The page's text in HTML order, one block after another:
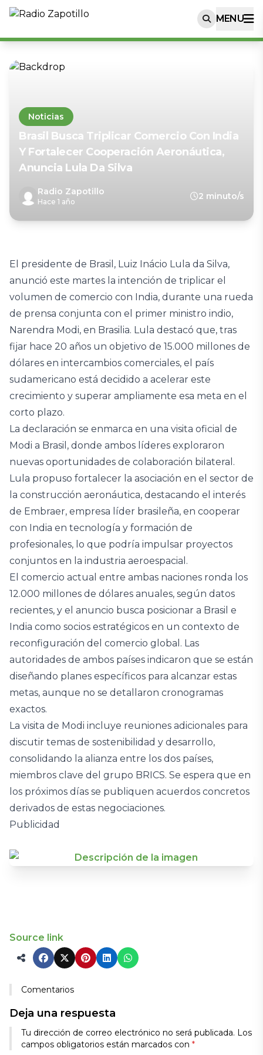
MENU
Noticias
Brasil Busca Triplicar Comercio Con India
Y Fortalecer Cooperación Aeronáutica,
Anuncia Lula Da Silva
Radio Zapotillo
Hace 1 año
2 minuto/s
El presidente de Brasil, Luiz Inácio Lula da Silva,
anunció este martes la intención de triplicar el
volumen de comercio con India, durante una rueda
de prensa conjunta con el primer ministro indio,
Narendra Modi, en Brasilia. Lula destacó que, tras
fijar hace 20 años un objetivo de 15.000 millones de
dólares en intercambios comerciales, el país
sudamericano está decidido a acelerar este
crecimiento y superar ampliamente esa meta en el
corto plazo.
La declaración se enmarca en una visita oficial de
Modi a Brasil, donde ambos líderes exploraron
nuevas oportunidades de colaboración bilateral.
Lula propuso fortalecer la asociación en el sector de
la construcción aeronáutica, destacando el interés
de Embraer, empresa líder brasileña, en cooperar
con India en tecnología y formación de
profesionales, lo que podría impulsar proyectos
conjuntos en la industria aeroespacial.
El comercio actual entre ambas naciones ronda los
12.000 millones de dólares anuales, según datos
recientes, y el anuncio busca posicionar a Brasil e
India como socios estratégicos en un contexto de
reconfiguración del comercio global. Las
autoridades de ambos países indicaron que se están
diseñando planes específicos para alcanzar estas
metas, aunque no se detallaron cronogramas
exactos.
La visita de Modi incluye reuniones adicionales para
discutir temas de sostenibilidad y desarrollo,
consolidando la alianza entre los dos países,
miembros clave del grupo BRICS. Se espera que en
los próximos días se publiquen acuerdos concretos
derivados de estas negociaciones.
Publicidad
Source link
Comentarios
Deja una respuesta
Tu dirección de correo electrónico no será publicada. Los
campos obligatorios están marcados con *